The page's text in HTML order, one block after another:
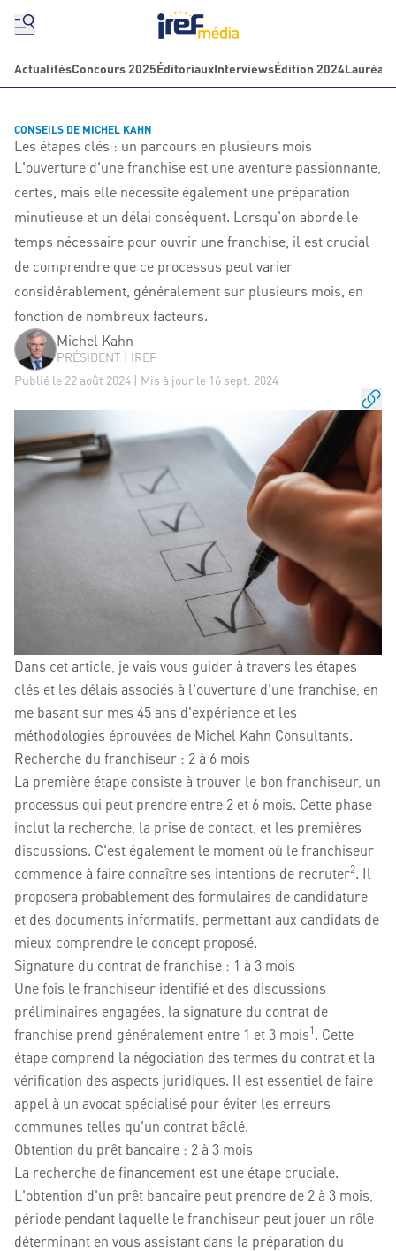
ActualitésConcours 2025ÉditoriauxInterviewsÉdition 2024
CONSEILS DE MICHEL KAHN
Les étapes clés : un parcours en plusieurs mois
L'ouverture d'une franchise est une aventure passionnante,
certes, mais elle nécessite également une préparation
minutieuse et un délai conséquent. Lorsqu'on aborde le
temps nécessaire pour ouvrir une franchise, il est crucial
de comprendre que ce processus peut varier
considérablement, généralement sur plusieurs mois, en
fonction de nombreux facteurs.
Michel Kahn
PRÉSIDENT | IREF
Publié le 22 août 2024 | Mis à jour le 16 sept. 2024
Dans cet article, je vais vous guider à travers les étapes
clés et les délais associés à l'ouverture d'une franchise, en
me basant sur mes 45 ans d'expérience et les
méthodologies éprouvées de Michel Kahn Consultants.
Recherche du franchiseur : 2 à 6 mois
La première étape consiste à trouver le bon franchiseur, un
processus qui peut prendre entre 2 et 6 mois. Cette phase
inclut la recherche, la prise de contact, et les premières
discussions. C'est également le moment où le franchiseur
commence à faire connaître ses intentions de recruter2. Il
proposera probablement des formulaires de candidature
et des documents informatifs, permettant aux candidats de
mieux comprendre le concept proposé.
Signature du contrat de franchise : 1 à 3 mois
Une fois le franchiseur identifié et des discussions
préliminaires engagées, la signature du contrat de
franchise prend généralement entre 1 et 3 mois1 . Cette
étape comprend la négociation des termes du contrat et la
vérification des aspects juridiques. Il est essentiel de faire
appel à un avocat spécialisé pour éviter les erreurs
communes telles qu'un contrat bâclé.
Obtention du prêt bancaire : 2 à 3 mois
La recherche de financement est une étape cruciale.
L'obtention d'un prêt bancaire peut prendre de 2 à 3 mois,
période pendant laquelle le franchiseur peut jouer un rôle
déterminant en vous assistant dans la préparation du